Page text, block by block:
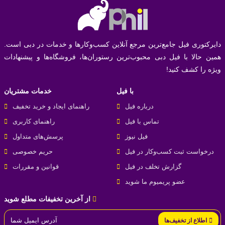
خدمات مشتریان
راهنمای ایجاد و خرید تخفیف
راهنمای کاربری
پرسش‌های متداول
حریم خصوصی
قوانین و مقررات
با فیل
درباره فیل
تماس با فیل
فیل نیوز
درخواست ثبت کسب‌و‌کار در فیل
گزارش تخلف در فیل
عضو پریمیوم ما شوید
اطلاع از تخفیف‌ها
دایرکتوری فیل جامع‌ترین مرجع آنلاین کسب‌وکارها و خدمات در دبی است.
همین حالا با فیل دبی محبوب‌ترین رستوران‌ها، فروشگاه‌ها و پیشنهادات
ویژه را کشف کنید!